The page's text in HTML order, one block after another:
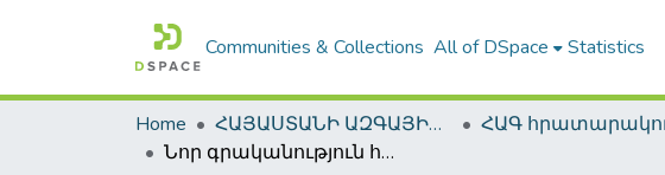
Communities & Collections All of DSpace Statistics
Home ՀԱՅԱՍՏԱՆԻ ԱԶԳԱՅԻՆ ԳՐԱԴԱՐԱՆԻ ԹՎԱՅԻՆ ՊԱՀՈՑ / DIGITAL REPOSITORY OF NLA
Նոր գրականություն հայ մշակույթի և արվեստի վերաբերյալ: Գրականության ընթացիկ տեղեկատու=Новая литература об армянской культуре и исскусстве